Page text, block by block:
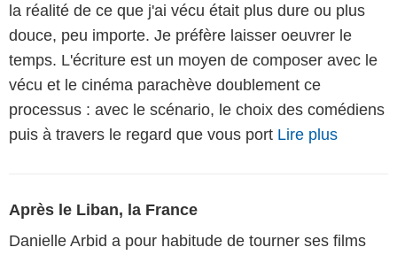
la réalité de ce que j'ai vécu était plus dure ou plus
douce, peu importe. Je préfère laisser oeuvrer le
temps. L'écriture est un moyen de composer avec le
vécu et le cinéma parachève doublement ce
processus : avec le scénario, le choix des comédiens
puis à travers le regard que vous port Lire plus
Après le Liban, la France
Danielle Arbid a pour habitude de tourner ses films